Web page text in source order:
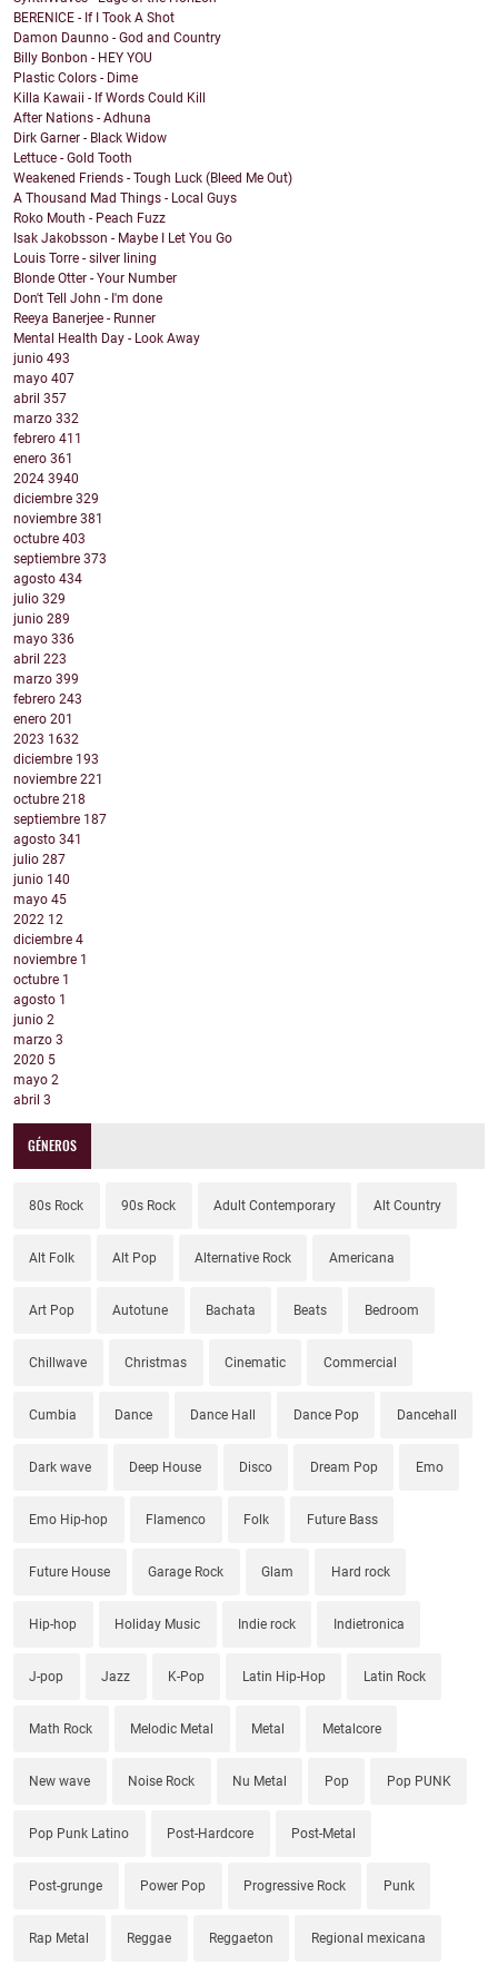
BERENICE - If I Took A Shot
Damon Daunno - God and Country
Billy Bonbon - HEY YOU
Plastic Colors - Dime
Killa Kawaii - If Words Could Kill
After Nations - Adhuna
Dirk Garner - Black Widow
Lettuce - Gold Tooth
Weakened Friends - Tough Luck (Bleed Me Out)
A Thousand Mad Things - Local Guys
Roko Mouth - Peach Fuzz
Isak Jakobsson - Maybe I Let You Go
Louis Torre - silver lining
Blonde Otter - Your Number
Don't Tell John - I'm done
Reeya Banerjee - Runner
Mental Health Day - Look Away
junio 493
mayo 407
abril 357
marzo 332
febrero 411
enero 361
2024 3940
diciembre 329
noviembre 381
octubre 403
septiembre 373
agosto 434
julio 329
junio 289
mayo 336
abril 223
marzo 399
febrero 243
enero 201
2023 1632
diciembre 193
noviembre 221
octubre 218
septiembre 187
agosto 341
julio 287
junio 140
mayo 45
2022 12
diciembre 4
noviembre 1
octubre 1
agosto 1
junio 2
marzo 3
2020 5
mayo 2
abril 3
GÉNEROS
80s Rock 90s Rock Adult Contemporary Alt Country
Alt Folk Alt Pop Alternative Rock Americana
Art Pop Autotune Bachata Beats Bedroom
Chillwave Christmas Cinematic Commercial
Cumbia Dance Dance Hall Dance Pop Dancehall
Dark wave Deep House Disco Dream Pop Emo
Emo Hip-hop Flamenco Folk Future Bass
Future House Garage Rock Glam Hard rock
Hip-hop Holiday Music Indie rock Indietronica
J-pop Jazz K-Pop Latin Hip-Hop Latin Rock
Math Rock Melodic Metal Metal Metalcore
New wave Noise Rock Nu Metal Pop Pop PUNK
Pop Punk Latino Post-Hardcore Post-Metal
Post-grunge Power Pop Progressive Rock Punk
Rap Metal Reggae Reggaeton Regional mexicana